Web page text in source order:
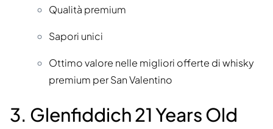
Qualità premium
Sapori unici
Ottimo valore nelle migliori offerte di whisky
premium per San Valentino
3. Glenfiddich 21 Years Old